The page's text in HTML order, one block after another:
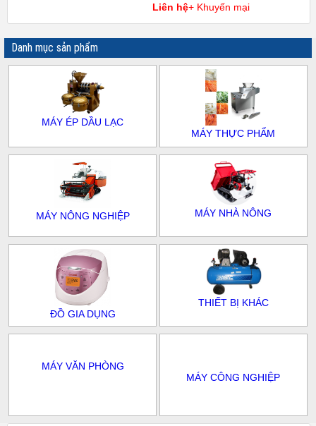
Liên hệ+ Khuyến mại
Danh mục sản phẩm
MÁY ÉP DẦU LẠC
MÁY THỰC PHẨM
MÁY NÔNG NGHIỆP MÁY NHÀ NÔNG
ĐỒ GIA DỤNG
THIẾT BỊ KHÁC
MÁY VĂN PHÒNG
MÁY CÔNG NGHIỆP